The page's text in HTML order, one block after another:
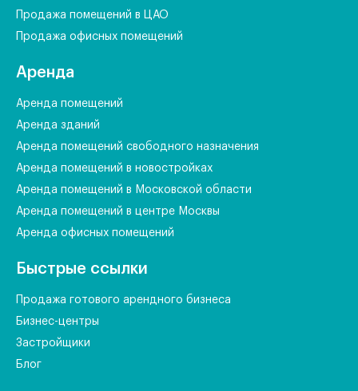
Продажа помещений в ЦАО
Продажа офисных помещений
Аренда
Аренда помещений
Аренда зданий
Аренда помещений свободного назначения
Аренда помещений в новостройках
Аренда помещений в Московской области
Аренда помещений в центре Москвы
Аренда офисных помещений
Быстрые ссылки
Продажа готового арендного бизнеса
Бизнес-центры
Застройщики
Блог